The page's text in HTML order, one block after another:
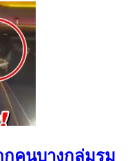
กคนบางกลุ่มรุม